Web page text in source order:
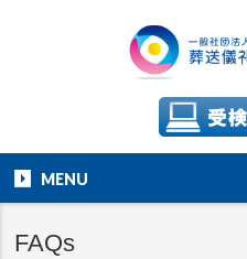
MENU
FAQs